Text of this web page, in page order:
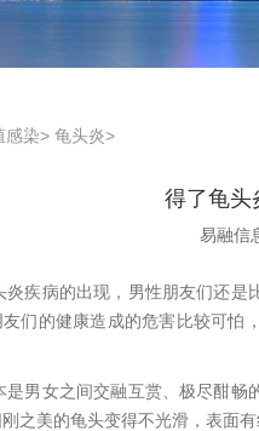
感染> 龟头炎>
得了龟头
易融信
炎疾病的出现，男性朋友们还是
们的健康造成的危害比较可怕
是男女之间交融互赏、极尽酣畅
之美的龟头变得不光滑，表面